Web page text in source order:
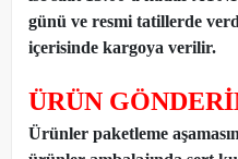
günü ve resmi tatillerde
içerisinde kargoya verilir.
ÜRÜN
Ürünler paketleme